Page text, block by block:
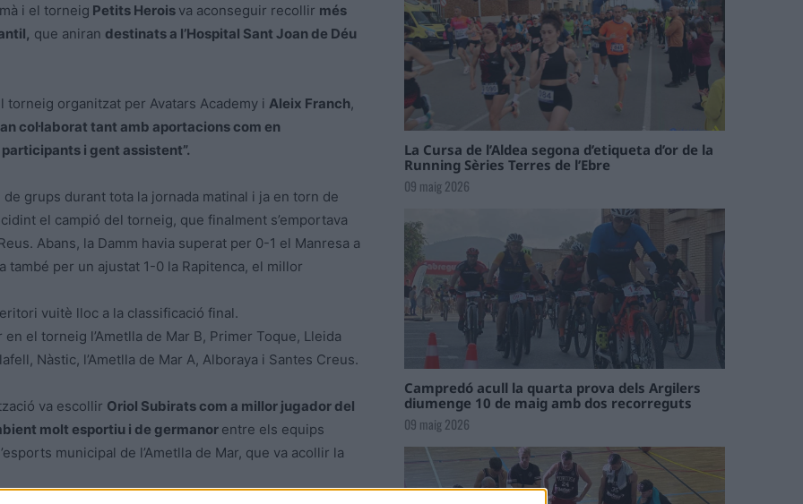
i el torneig Petits Herois va aconseguir recollir més
que aniran destinats a l’Hospital Sant Joan de Déu
organitzat per Avatars Academy i Aleix Franch,
col·laborat tant amb aportacions com en
i gent assistent”.
grups durant tota la jornada matinal i ja en torn de
el campió del torneig, que finalment s’emportava
Abans, la Damm havia superat per 0-1 el Manresa a
també per un ajustat 1-0 la Rapitenca, el millor
vuitè lloc a la classificació final.
el torneig l’Ametlla de Mar B, Primer Toque, Lleida
Nàstic, l’Ametlla de Mar A, Alboraya i Santes Creus.
va escollir Oriol Subirats com a millor jugador del
molt esportiu i de germanor entre els equips
municipal de l’Ametlla de Mar, que va acollir la
La Cursa de l’Aldea segona d’etiqueta d’or de la
Running Sèries Terres de l’Ebre
09 maig 2026
Campredó acull la quarta prova dels Argilers
diumenge 10 de maig amb dos recorreguts
09 maig 2026